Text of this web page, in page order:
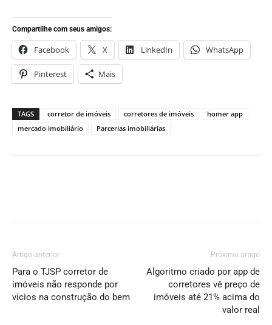
Compartilhe com seus amigos:
Facebook X LinkedIn WhatsApp
Pinterest Mais
TAGS corretor de imóveis corretores de imóveis
homer app
mercado imobiliário
Parcerias imobiliárias
Artigo anterior
Para o TJSP corretor de
imóveis não responde por
vícios na construção do bem
Próximo artigo
Algoritmo criado por app de
corretores vê preço de
imóveis até 21% acima do
valor real